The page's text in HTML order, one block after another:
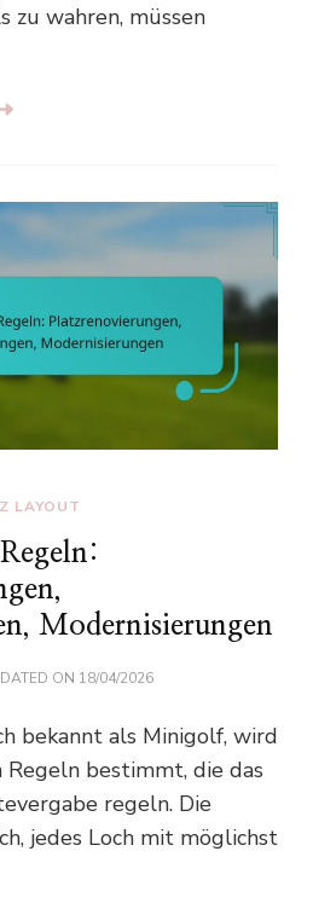
zu wahren, müssen
LAYOUT
Modernisierungen
ON 18/04/2026
bekannt als Minigolf, wird
bestimmt, die das
regeln. Die
jedes Loch mit möglichst